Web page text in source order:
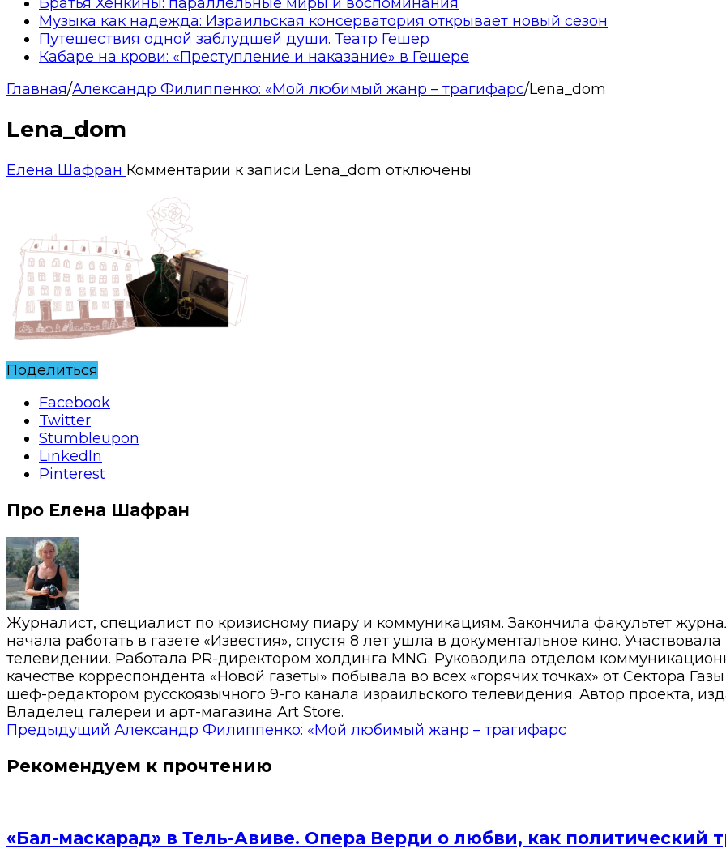
Музыка как надежда: Израильская консерватория открывает новый сезон
Путешествия одной заблудшей души. Театр Гешер
Кабаре на крови: «Преступление и наказание» в Гешере
Главная/Александр Филиппенко: «Мой любимый жанр – трагифарс/Lena_dom
Lena_dom
Елена Шафран Комментарии к записи Lena_dom отключены
Поделиться
Facebook
Twitter
Stumbleupon
LinkedIn
Pinterest
Про Елена Шафран
Журналист, специалист по кризисному пиару и коммуникациям. Закончила факультет
начала работать в газете «Известия», спустя 8 лет ушла в документальное кино.
телевидении. Работала PR-директором холдинга MNG. Руководила отделом
качестве корреспондента «Новой газеты» побывала во всех «горячих точках» от Сектора
шеф-редактором русскоязычного 9-го канала израильского телевидения. Автор проекта,
Владелец галереи и арт-магазина Art Store.
Предыдущий Александр Филиппенко: «Мой любимый жанр – трагифарс
Рекомендуем к прочтению
«Бал-маскарад» в Тель-Авиве. Опера Верди о любви, как политический